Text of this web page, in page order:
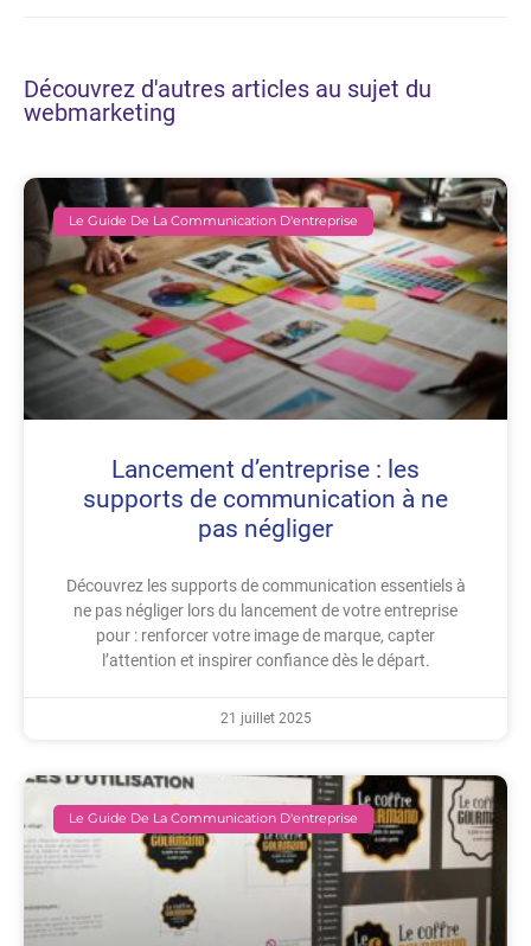
Découvrez d'autres articles au sujet du
webmarketing
Le Guide De La Communication D'entreprise
Lancement d’entreprise : les
supports de communication à ne
pas négliger
Découvrez les supports de communication essentiels à
ne pas négliger lors du lancement de votre entreprise
pour : renforcer votre image de marque, capter
l’attention et inspirer confiance dès le départ.
21 juillet 2025
Le Guide De La Communication D'entreprise